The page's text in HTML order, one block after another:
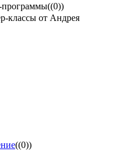
программы((0))
классы от Андрея
((0))